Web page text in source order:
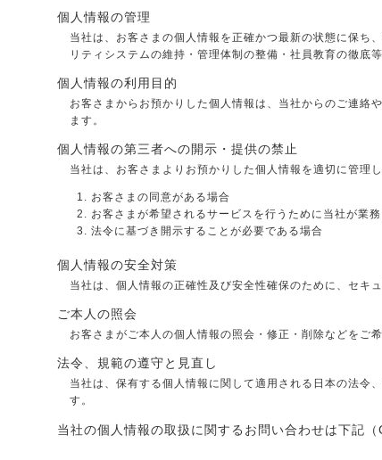
個人情報の管理
当社は、お客さまの個人情報を正確かつ最新の状態に保ち
リティシステムの維持・管理体制の整備・社員教育の徹底
個人情報の利用目的
お客さまからお預かりした個人情報は、当社からのご連絡
ます。
個人情報の第三者への開示・提供の禁止
当社は、お客さまよりお預かりした個人情報を適切に管理
お客さまの同意がある場合
お客さまが希望されるサービスを行うために当社が業
法令に基づき開示することが必要である場合
個人情報の安全対策
当社は、個人情報の正確性及び安全性確保のために、セキ
ご本人の照会
お客さまがご本人の個人情報の照会・修正・削除などをご
法令、規範の遵守と見直し
当社は、保有する個人情報に関して適用される日本の法令
す。
当社の個人情報の取扱に関するお問い合わせは下記